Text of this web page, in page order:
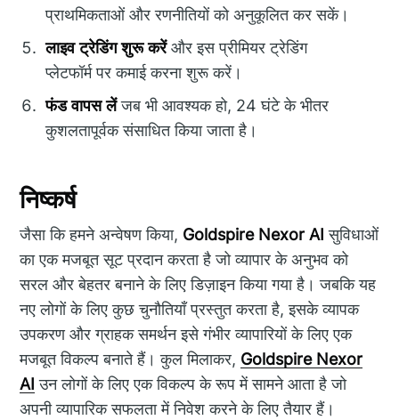
प्राथमिकताओं और रणनीतियों को अनुकूलित कर सकें।
लाइव ट्रेडिंग शुरू करेंऔर इस प्रीमियर ट्रेडिंग
प्लेटफॉर्म पर कमाई करना शुरू करें।
फंड वापस लेंजब भी आवश्यक हो, 24 घंटे के भीतर
कुशलतापूर्वक संसाधित किया जाता है।
निष्कर्ष
जैसा कि हमने अन्वेषण किया, Goldspire Nexor AI सुविधाओं
का एक मजबूत सूट प्रदान करता है जो व्यापार के अनुभव को
सरल और बेहतर बनाने के लिए डिज़ाइन किया गया है। जबकि यह
नए लोगों के लिए कुछ चुनौतियाँ प्रस्तुत करता है, इसके व्यापक
उपकरण और ग्राहक समर्थन इसे गंभीर व्यापारियों के लिए एक
मजबूत विकल्प बनाते हैं। कुल मिलाकर, Goldspire Nexor
AI उन लोगों के लिए एक विकल्प के रूप में सामने आता है जो
अपनी व्यापारिक सफलता में निवेश करने के लिए तैयार हैं।